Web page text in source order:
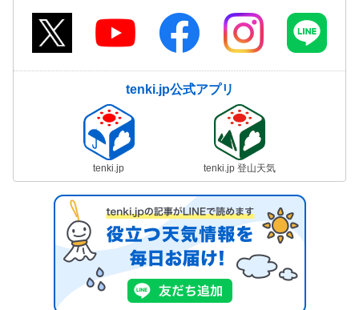
tenki.jp公式アプリ
tenki.jp tenki.jp 登山天気